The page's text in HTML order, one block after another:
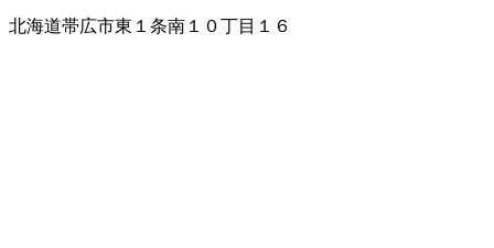
北海道帯広市東１条南１０丁目１６